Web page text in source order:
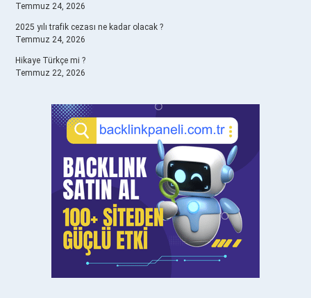
Temmuz 24, 2026
2025 yılı trafik cezası ne kadar olacak ?
Temmuz 24, 2026
Hikaye Türkçe mi ?
Temmuz 22, 2026